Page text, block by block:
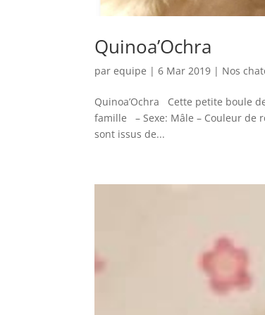
Quinoa’Ochra
parequipe |6 Mar 2019 | Nos
Quinoa’Ochra Cette petite boule
famille – Sexe: Mâle – Couleur de
sont issus de...